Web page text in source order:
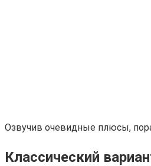
Озвучив очевидные плюсы, пора
Классический